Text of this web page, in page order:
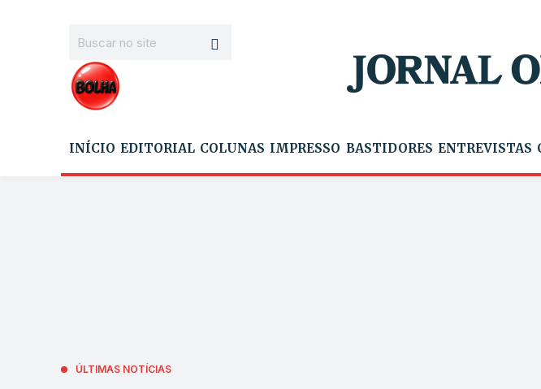
INÍCIO EDITORIAL COLUNAS IMPRESSO BASTIDORES ENTREVISTAS
ÚLTIMAS NOTÍCIAS